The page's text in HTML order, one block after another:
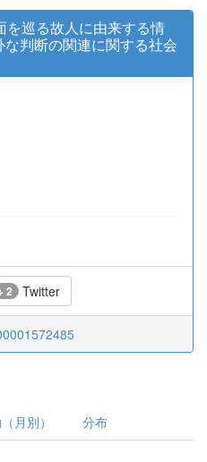
を巡る故人に由来する情
判断の関連に関する社会
2 Twitter
月別） 分布